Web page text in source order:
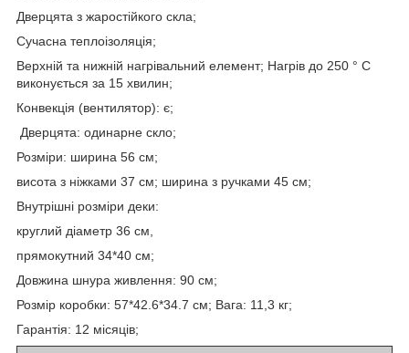
Дверцята з жаростійкого скла;
Сучасна теплоізоляція;
Верхній та нижній нагрівальний елемент; Нагрів до 250 ° С
виконується за 15 хвилин;
Конвекція (вентилятор): є;
Дверцята: одинарне скло;
Розміри: ширина 56 см;
висота з ніжками 37 см; ширина з ручками 45 см;
Внутрішні розміри деки:
круглий діаметр 36 см,
прямокутний 34*40 см;
Довжина шнура живлення: 90 см;
Розмір коробки: 57*42.6*34.7 см; Вага: 11,3 кг;
Гарантія: 12 місяців;